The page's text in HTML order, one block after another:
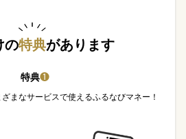
の特典があります
特典❶
まなサービスで使えるふるなびマネー！